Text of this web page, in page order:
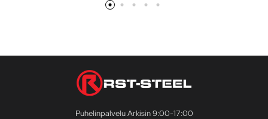
Puhelinpalvelu Arkisin 9:00-17:00